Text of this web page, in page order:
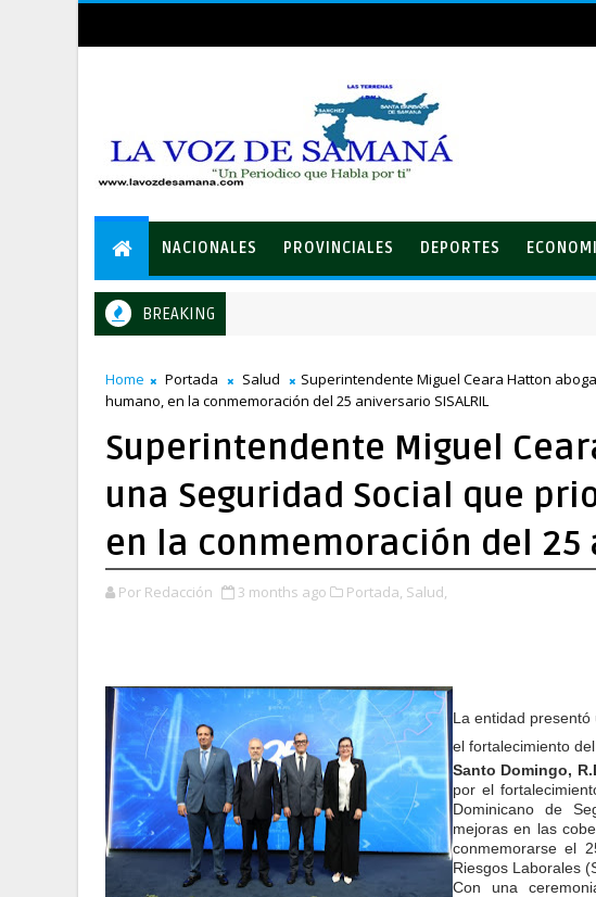
NACIONALES PROVINCIALES DEPORTES
BREAKING
Home Portada Salud
Superintendente Miguel Ceara Hatton
humano, en la conmemoración del 25 aniversario SISALRIL
Superintendente Miguel
una Seguridad Social que
en la conmemoración del 25
Por Redacción 3 months ago Portada, Salud,
La entidad
el fortalecimiento del
Santo Domingo,
por el
Dominicano de
mejoras en las
conmemorarse el
Riesgos Laborales
Con una